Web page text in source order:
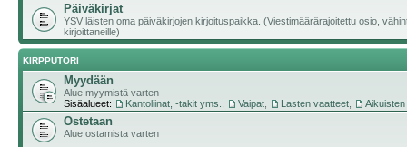
Päiväkirjat
YSV:läisten oma päiväkirjojen kirjoituspaikka. (Viestimäärärajoitettu osio,
kirjoittaneille)
KIRPPUTORI
Myydään
Alue myymistä varten
Sisäalueet:
Kantoliinat, -takit yms. Vaipat Lasten vaatteet
Ostetaan
Alue ostamista varten